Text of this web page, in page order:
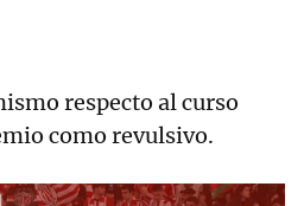
respecto al curso
como revulsivo.